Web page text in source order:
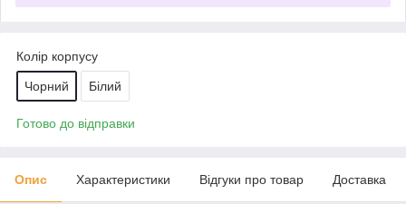
Колір корпусу
Чорний Білий
Готово до відправки
Опис Характеристики Відгуки про товар Доставка